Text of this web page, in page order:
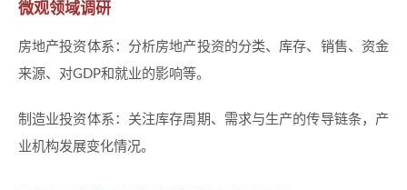
微观领域调研
房地产投资体系：分析房地产投资的分类、库存、销售、资金
来源、对GDP和就业的影响等。
制造业投资体系：关注库存周期、需求与生产的传导链条，产
业机构发展变化情况。